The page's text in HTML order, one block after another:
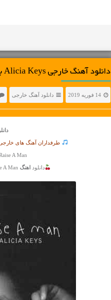
دانلود آهنگ خارجی Alicia Keys با عنوان Raise A Man
14 فوریه 2019 دانلود آهنگ خارجی
طرفداران آهنگ های
دانلود اهنگ